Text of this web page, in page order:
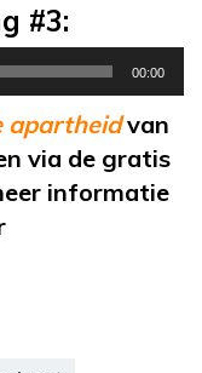
#3:
00:00
apartheidvan
via de gratis
informatie